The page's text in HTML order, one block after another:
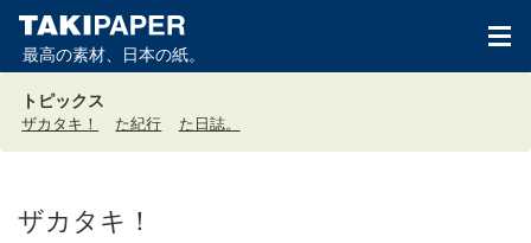
最高の素材、日本の紙。
トピックス
ザカタキ！ た紀行 た日誌。
ザカタキ！